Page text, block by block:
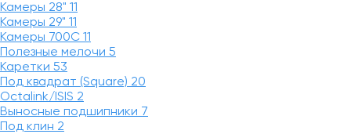
Камеры 28" 11
Камеры 29" 11
Камеры 700C 11
Полезные мелочи 5
Каретки 53
Под квадрат (Square) 20
Octalink/ISIS 2
Выносные подшипники 7
Под клин 2